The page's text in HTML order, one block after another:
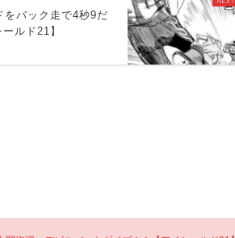
をバック走で4秒9だ
ールド21】